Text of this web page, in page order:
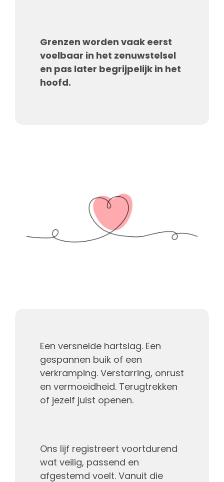
Grenzen worden vaak eerst
voelbaar in het zenuwstelsel
en pas later begrijpelijk in het
hoofd.
Een versnelde hartslag. Een
gespannen buik of een
verkramping. Verstarring, onrust
en vermoeidheid. Terugtrekken
of jezelf juist openen.
Ons lijf registreert voortdurend
wat veilig, passend en
afgestemd voelt. Vanuit die